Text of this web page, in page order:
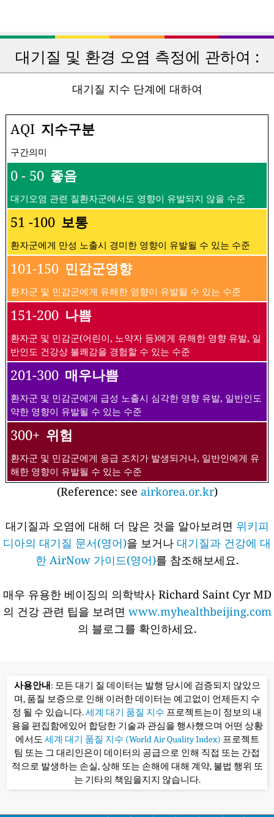
대기질 및 환경 오염 측정에 관하여 :
대기질 지수 단계에 대하여
AQI 지수구분
구간의미
0 - 50 좋음
대기오염 관련 질환자군에서도 영향이 유발되지 않을 수준
51 -100 보통
환자군에게 만성 노출시 경미한 영향이 유발될 수 있는 수준
101-150 민감군영향
환자군 및 민감군에게 유해한 영향이 유발될 수 있는 수준
151-200 나쁨
환자군 및 민감군(어린이, 노약자 등)에게 유해한 영향 유발, 일
반인도 건강상 불쾌감을 경험할 수 있는 수준
201-300 매우나쁨
환자군 및 민감군에게 급성 노출시 심각한 영향 유발, 일반인도
약한 영향이 유발될 수 있는 수준
300+ 위험
환자군 및 민감군에게 응급 조치가 발생되거나, 일반인에게 유
해한 영향이 유발될 수 있는 수준
(Reference: see airkorea.or.kr)
대기질과 오염에 대해 더 많은 것을 알아보려면 위키피
디아의 대기질 문서(영어)을 보거나 대기질과 건강에 대
한 AirNow 가이드(영어)를 참조해보세요.
매우 유용한 베이징의 의학박사 Richard Saint Cyr MD
의 건강 관련 팁을 보려면 www.myhealthbeijing.com
의 블로그를 확인하세요.
사용안내: 모든 대기 질 데이터는 발행 당시에 검증되지 않았으
며, 품질 보증으로 인해 이러한 데이터는 예고없이 언제든지 수
정 될 수 있습니다.세계 대기 품질 지수 프로젝트는이 정보의 내
용을 편집함에있어 합당한 기술과 관심을 행사했으며 어떤 상황
에서도 세계 대기 품질 지수 (World Air Quality Index) 프로젝트
팀 또는 그 대리인은이 데이터의 공급으로 인해 직접 또는 간접
적으로 발생하는 손실, 상해 또는 손해에 대해 계약, 불법 행위 또
는 기타의 책임을지지 않습니다.